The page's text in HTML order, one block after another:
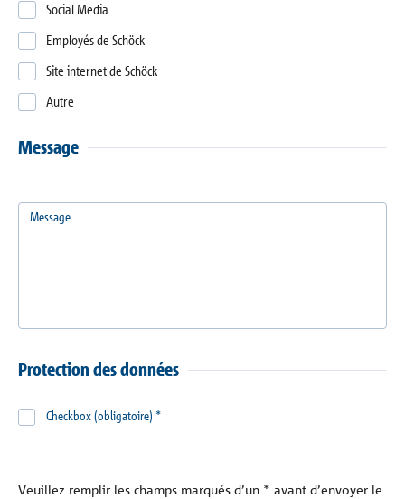
Social Media
Employés de Schöck
Site internet de Schöck
Autre
Message
Message
Protection des données
Checkbox (obligatoire) *
Veuillez remplir les champs marqués d’un * avant d’envoyer le